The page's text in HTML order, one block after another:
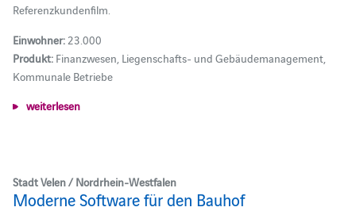
Referenzkundenfilm.
Einwohner:23.000
Produkt:Finanzwesen, Liegenschafts- und Gebäudemanagement,
Kommunale Betriebe
weiterlesen
Stadt Velen / Nordrhein-Westfalen
Moderne Software für den Bauhof